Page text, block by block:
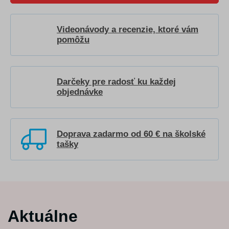
Videonávody a recenzie, ktoré vám
pomôžu
Darčeky pre radosť ku každej
objednávke
Doprava zadarmo od 60 € na školské
tašky
Aktuálne